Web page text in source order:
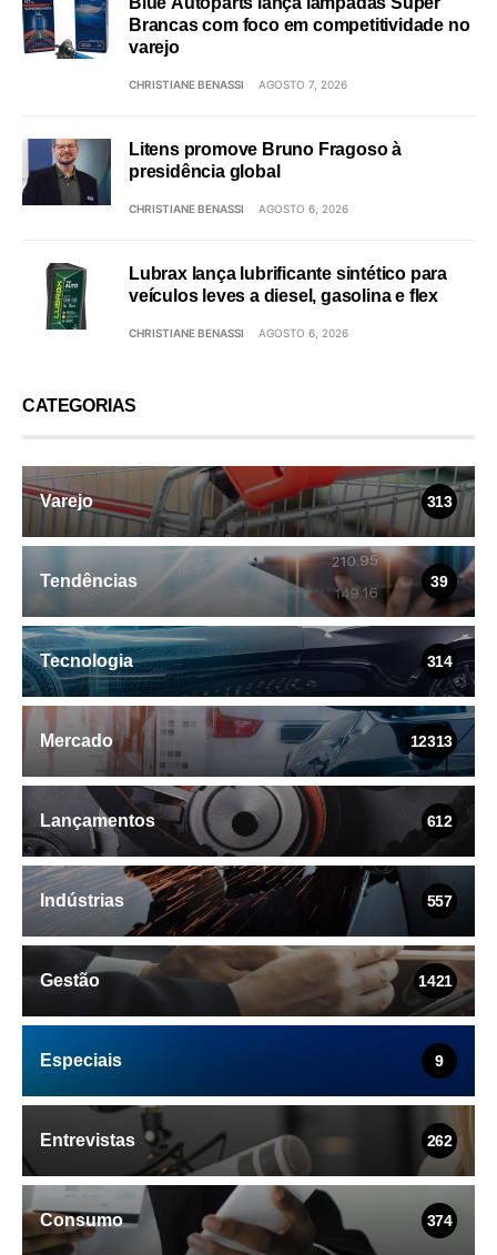
Brancas com foco em competitividade no
varejo
CHRISTIANE BENASSI AGOSTO 7, 2026
Litens promove Bruno Fragoso à
presidência global
CHRISTIANE BENASSI AGOSTO 6, 2026
Lubrax lança lubrificante sintético para
veículos leves a diesel, gasolina e flex
CHRISTIANE BENASSI AGOSTO 6, 2026
CATEGORIAS
Varejo 313
Tendências 39
Tecnologia 314
Mercado 12313
Lançamentos 612
Indústrias 557
Gestão 1421
Especiais 9
Entrevistas 262
Consumo 374